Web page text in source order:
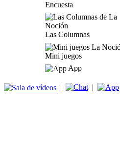
Encuesta
Las Columnas
Mini juegos
App
| |